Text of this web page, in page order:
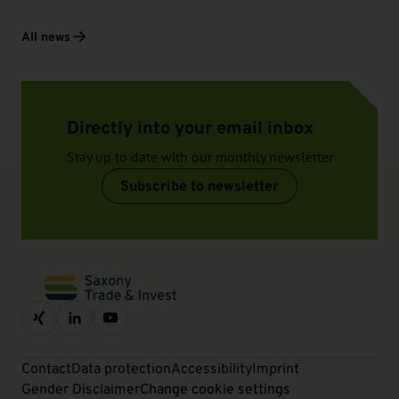
All news
Directly into your email inbox
Stay up to date with our monthly newsletter
Subscribe to newsletter
ContactData protectionAccessibilityImprint
Gender DisclaimerChange cookie settings